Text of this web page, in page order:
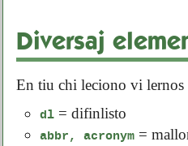
Diversaj
En tiu chi leciono vi lernos
dl= difinlisto
abbr, acronym=